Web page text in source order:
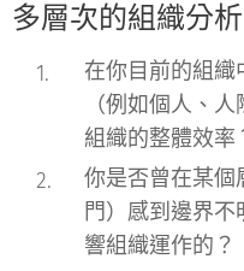
多層次的組織分析
在你目前的組
（例如個人、
組織的整體效率
你是否曾在某個
門）感到邊界
響組織運作的？